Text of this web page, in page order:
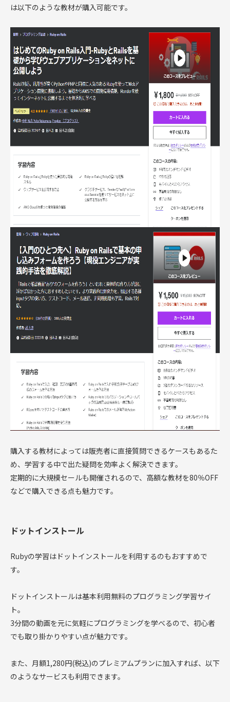
は以下のような教材が購入可能です。
購入する教材によっては販売者に直接質問できるケースもあるた
め、学習する中で出た疑問を効率よく解決できます。
定期的に大規模セールも開催されるので、高額な教材を80％OFF
などで購入できる点も魅力です。
ドットインストール
Rubyの学習はドットインストールを利用するのもおすすめで
す。
ドットインストールは基本利用無料のプログラミング学習サイ
ト。
3分間の動画を元に気軽にプログラミングを学べるので、初心者
でも取り掛かりやすい点が魅力です。
また、月額1,280円(税込)のプレミアムプランに加入すれば、以下
のようなサービスも利用できます。